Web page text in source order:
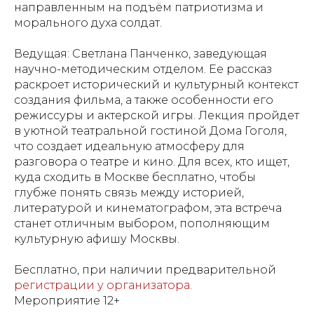
направленным на подъём патриотизма и
морального духа солдат.
Ведущая: Светлана Панченко, заведующая
научно-методическим отделом. Ее рассказ
раскроет исторический и культурный контекст
создания фильма, а также особенности его
режиссуры и актерской игры. Лекция пройдет
в уютной театральной гостиной Дома Гоголя,
что создает идеальную атмосферу для
разговора о театре и кино. Для всех, кто ищет,
куда сходить в Москве бесплатно, чтобы
глубже понять связь между историей,
литературой и кинематографом, эта встреча
станет отличным выбором, пополняющим
культурную афишу Москвы.
Бесплатно, при наличии предварительной
регистрации у организатора.
Мероприятие 12+